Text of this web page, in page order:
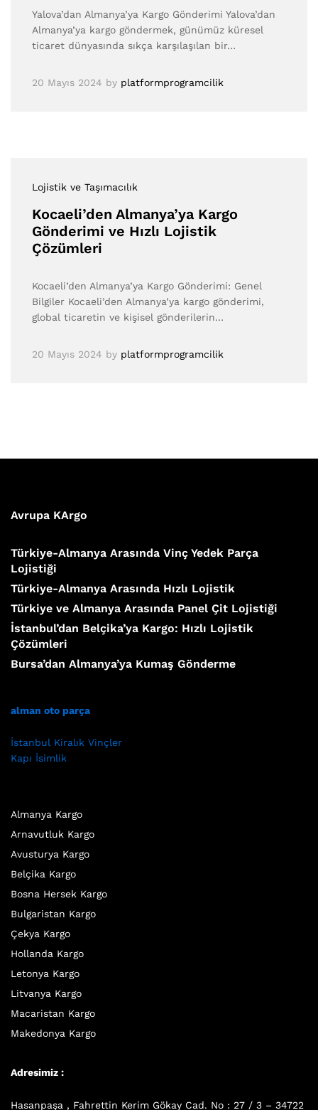
Yalova’dan Almanya’ya Kargo Gönderimi Yalova’dan
Almanya’ya kargo göndermek, günümüz küresel
ticaret dünyasında sıkça karşılaşılan bir…
20 Mayıs 2024 by platformprogramcilik
Lojistik ve Taşımacılık
Kocaeli’den Almanya’ya Kargo
Gönderimi ve Hızlı Lojistik
Çözümleri
Kocaeli’den Almanya’ya Kargo Gönderimi: Genel
Bilgiler Kocaeli’den Almanya’ya kargo gönderimi,
global ticaretin ve kişisel gönderilerin…
20 Mayıs 2024 by platformprogramcilik
Avrupa KArgo
Türkiye-Almanya Arasında Vinç Yedek Parça
Lojistiği
Türkiye-Almanya Arasında Hızlı Lojistik
Türkiye ve Almanya Arasında Panel Çit Lojistiği
İstanbul’dan Belçika’ya Kargo: Hızlı Lojistik
Çözümleri
Bursa’dan Almanya’ya Kumaş Gönderme
alman oto parça
İstanbul Kiralık Vinçler
Kapı İsimlik
Almanya Kargo
Arnavutluk Kargo
Avusturya Kargo
Belçika Kargo
Bosna Hersek Kargo
Bulgaristan Kargo
Çekya Kargo
Hollanda Kargo
Letonya Kargo
Litvanya Kargo
Macaristan Kargo
Makedonya Kargo
Adresimiz :
Hasanpaşa , Fahrettin Kerim Gökay Cad. No : 27 / 3 – 34722